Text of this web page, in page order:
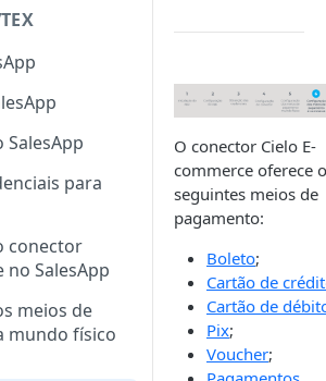
cartão de
pagamentos
Fingerprint
VTEX
para Split
para
conector
no SalesApp
meios de
mundo físico
O conector Cielo E-
commerce oferece
seguintes meios de
pagamento:
Boleto;
Cartão de
Cartão de
Pix;
Voucher;